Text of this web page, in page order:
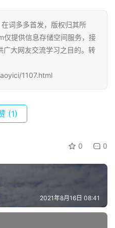
词多多首发，版权归其所
提供信息存储空间服务，接
广大网友交流学习之目的。转
1107.html
(1)
0 0
2021年8月16日 08:41